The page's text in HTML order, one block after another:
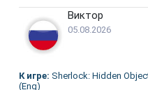
Виктор
05.08.2026
К игре: Sherlock: Hidden
(Eng)